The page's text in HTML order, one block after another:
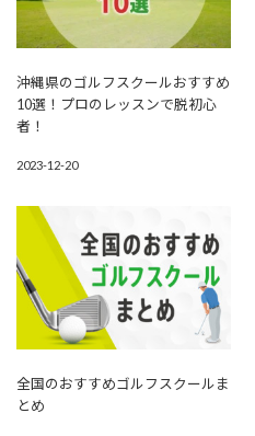
沖縄県のゴルフスクールおすすめ
10選！プロのレッスンで脱初心
者！
2023-12-20
全国のおすすめゴルフスクールま
とめ